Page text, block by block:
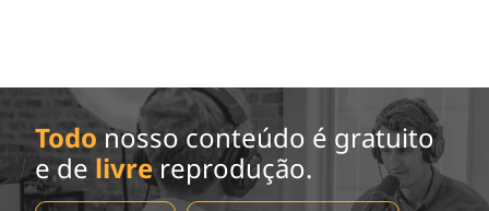
Todo nosso conteúdo é gratuito
e de livrereprodução.